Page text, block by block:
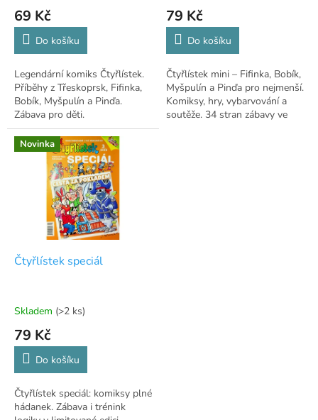
69 Kč
Do košíku
Legendární komiks Čtyřlístek.
Příběhy z Třeskoprsk, Fifinka,
Bobík, Myšpulín a Pinďa.
Zábava pro děti.
79 Kč
Do košíku
Čtyřlístek mini – Fifinka, Bobík,
Myšpulín a Pinďa pro nejmenší.
Komiksy, hry, vybarvování a
soutěže. 34 stran zábavy ve
Novinka
Čtyřlístek speciál
Skladem (>2 ks)
79 Kč
Do košíku
Čtyřlístek speciál: komiksy plné
hádanek. Zábava i trénink